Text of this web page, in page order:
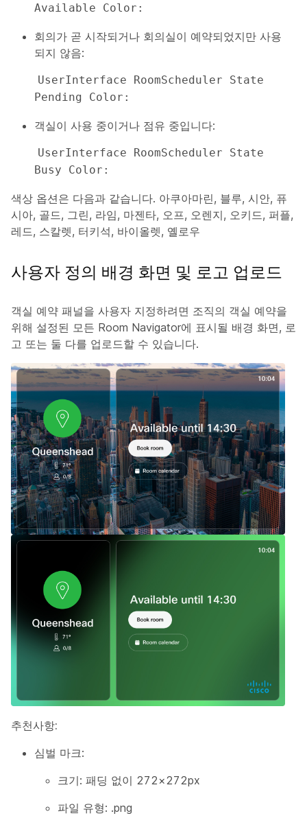
Available Color:
회의가 곧 시작되거나 회의실이 예약되었지만 사용
되지 않음:
UserInterface RoomScheduler State
Pending Color:
객실이 사용 중이거나 점유 중입니다:
UserInterface RoomScheduler State
Busy Color:
색상 옵션은 다음과 같습니다. 아쿠아마린, 블루, 시안, 퓨
시아, 골드, 그린, 라임, 마젠타, 오프, 오렌지, 오키드, 퍼플,
레드, 스칼렛, 터키석, 바이올렛, 옐로우
사용자 정의 배경 화면 및 로고 업로드
객실 예약 패널을 사용자 지정하려면 조직의 객실 예약을
위해 설정된 모든 Room Navigator에 표시될 배경 화면, 로
고 또는 둘 다를 업로드할 수 있습니다.
추천사항:
심벌 마크:
크기: 패딩 없이 272×272px
파일 유형: .png